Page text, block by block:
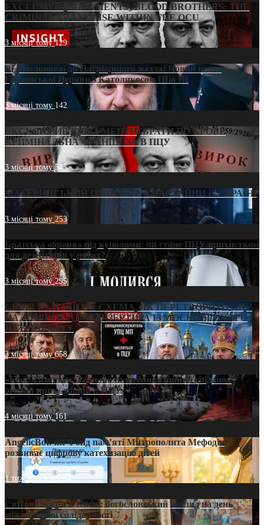
EXCLUSIVE (DOCUMENTS)/BLOOD BROTHERS: THE
CRIMINAL FRANCHISE WITHIN THE OCU
3 місяці тому129
Від віолончелі до Патріаршого жезла: Новий шлях
Грузинської Церкви з Католикосом Шіо III
3 місяці тому 142
ЕКСКЛЮЗИВ (ДОКУМЕНТИ)/БРАТИ ПО КРОВІ:
КРИМІНАЛЬНА ФРАНШИЗА В ПЦУ
3 місяці тому545
МАТЕРИНСЬКИЙ ОМОРФОР В ЧАС ВІЙНИ В УКРАЇНІ
3 місяці тому253
Братська «броня» під куполами: чи стане ПЦУ прихистком
для дезертирів у рясах?
3 місяці тому295
СВЯТІ УХИЛЯНТИ: СХЕМА, ЯК ПЕРЕТВОРИТИ ПЦУ
НА «ОФШОР» ДЛЯ ДЕЗЕРТИРА ІЗ МОСКОВСЬКОГО
ПАТРІАРХАТУ
3 місяці тому658
«Кейс Тихона» у Тернополі: як Молитовний сніданок
оголив кризу довіри в ПЦУ
4 місяці тому161
AngelicBot: як Фонд пам’яті Митрополита Мефодія
розвиває цифрову катехизацію дітей
1 тиждень тому14
Світові лідери в Києві: богословський погляд на день
міжнародної солідарності